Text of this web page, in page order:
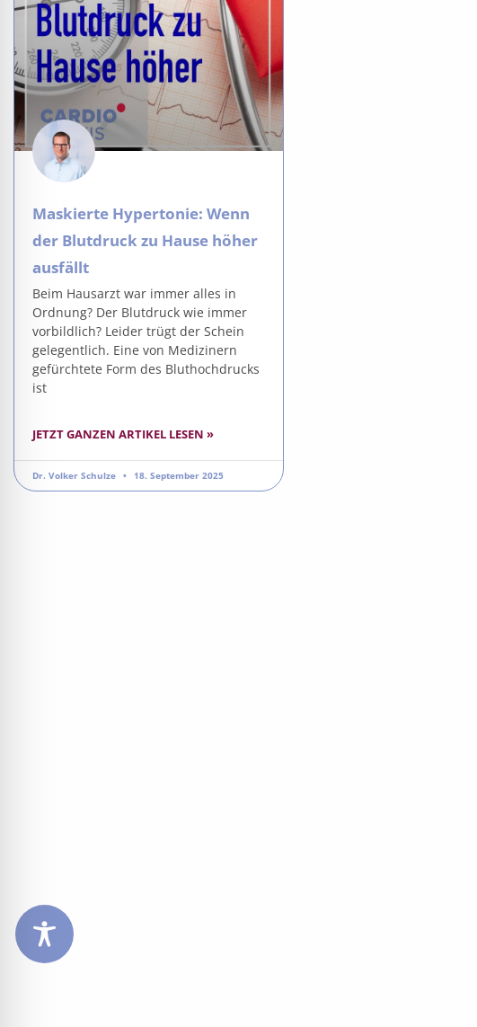
Maskierte Hypertonie: Wenn
der Blutdruck zu Hause höher
ausfällt
Beim Hausarzt war immer alles in
Ordnung? Der Blutdruck wie immer
vorbildlich? Leider trügt der Schein
gelegentlich. Eine von Medizinern
gefürchtete Form des Bluthochdrucks
ist
JETZT GANZEN ARTIKEL LESEN »
Dr. Volker Schulze 18. September 2025